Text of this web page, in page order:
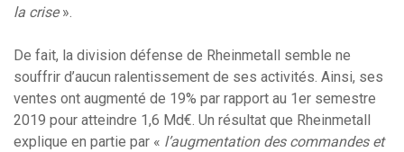
la crise».
De fait, la division défense de Rheinmetall semble ne
souffrir d’aucun ralentissement de ses activités. Ainsi, ses
ventes ont augmenté de 19% par rapport au 1er semestre
2019 pour atteindre 1,6 Md€. Un résultat que Rheinmetall
explique en partie par « l’augmentation des commandes et